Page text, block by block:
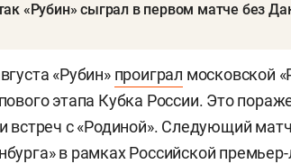
«Рубин» сыграл в первом матче без
«Рубин» проиграл московской
этапа Кубка России. Это
встреч с «Родиной». Следующий
в рамках Российской премьер-